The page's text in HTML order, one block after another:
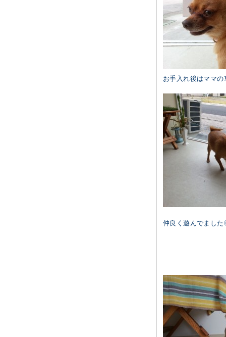
お手入れ後はママ
仲良く遊んでまし